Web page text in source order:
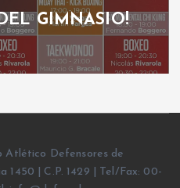
GIMNASIO!
Atlético Defensores de
1450 | C.P. 1429 | Tel/Fax: 00-